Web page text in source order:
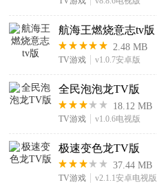
航海王燃烧意志tv版
2.48 MB
TV游戏 v1.0.7安卓版
全民泡泡龙TV版
18.12 MB
TV游戏 v1.0.6电视版
极速变色龙TV版
37.44 MB
TV游戏 v2.1.1安卓电视版